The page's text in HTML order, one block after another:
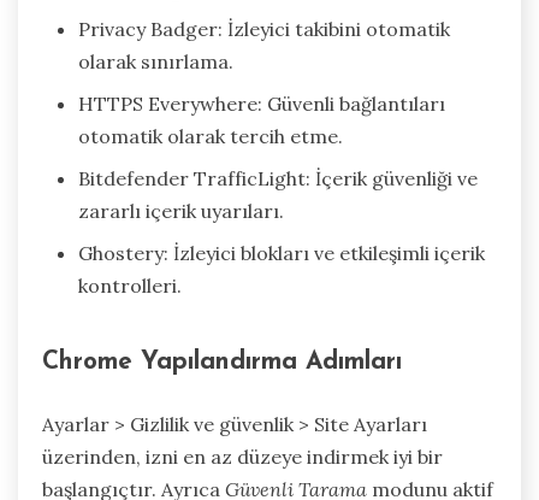
Privacy Badger: İzleyici takibini otomatik
olarak sınırlama.
HTTPS Everywhere: Güvenli bağlantıları
otomatik olarak tercih etme.
Bitdefender TrafficLight: İçerik güvenliği ve
zararlı içerik uyarıları.
Ghostery: İzleyici blokları ve etkileşimli içerik
kontrolleri.
Chrome Yapılandırma Adımları
Ayarlar > Gizlilik ve güvenlik > Site Ayarları
üzerinden, izni en az düzeye indirmek iyi bir
başlangıçtır. Ayrıca Güvenli Tarama modunu aktif